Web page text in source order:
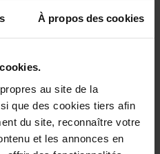
À propos des cookies
au site de la
que des cookies tiers afin
du site, reconnaître votre
et les annonces en